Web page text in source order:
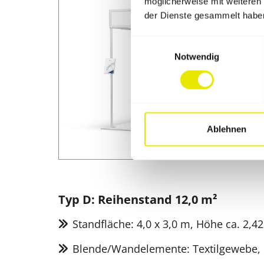
der Dienste gesammelt
Notwendig
Ablehnen
Typ D: Reihenstand 12,0 m²
Standfläche: 4,0 x 3,0 m, Höhe ca.
Blende/Wandelemente: Textilgewebe,